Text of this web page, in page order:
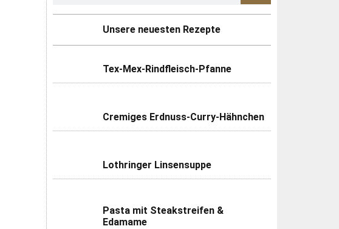
Unsere neuesten Rezepte
Tex-Mex-Rindfleisch-Pfanne
Cremiges Erdnuss-Curry-Hähnchen
Lothringer Linsensuppe
Pasta mit Steakstreifen &
Edamame